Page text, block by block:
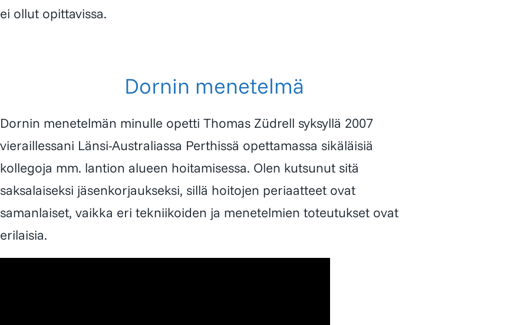
ei ollut opittavissa.
Dornin menetelmä
Dornin menetelmän minulle opetti Thomas Züdrell syksyllä 2007
vieraillessani Länsi-Australiassa Perthissä opettamassa sikäläisiä
kollegoja mm. lantion alueen hoitamisessa. Olen kutsunut sitä
saksalaiseksi jäsenkorjaukseksi, sillä hoitojen periaatteet ovat
samanlaiset, vaikka eri tekniikoiden ja menetelmien toteutukset ovat
erilaisia.